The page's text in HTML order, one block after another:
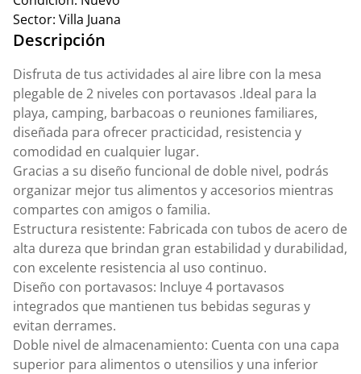
Sector: Villa Juana
Descripción
Disfruta de tus actividades al aire libre con la mesa
plegable de 2 niveles con portavasos .Ideal para la
playa, camping, barbacoas o reuniones familiares,
diseñada para ofrecer practicidad, resistencia y
comodidad en cualquier lugar.
Gracias a su diseño funcional de doble nivel, podrás
organizar mejor tus alimentos y accesorios mientras
compartes con amigos o familia.
Estructura resistente: Fabricada con tubos de acero de
alta dureza que brindan gran estabilidad y durabilidad,
con excelente resistencia al uso continuo.
Diseño con portavasos: Incluye 4 portavasos
integrados que mantienen tus bebidas seguras y
evitan derrames.
Doble nivel de almacenamiento: Cuenta con una capa
superior para alimentos o utensilios y una inferior